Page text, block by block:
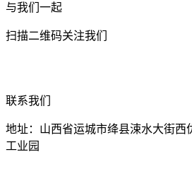
与我们一起
扫描二维码关注我们
联系我们
地址：山西省运城市绛县涑水大街西
工业园